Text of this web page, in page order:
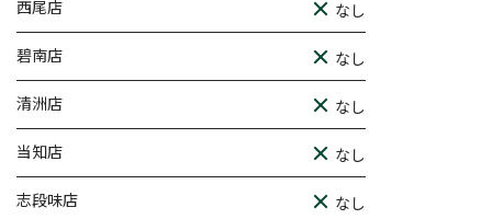
西尾店 なし
碧南店 なし
清洲店 なし
当知店 なし
志段味店 なし